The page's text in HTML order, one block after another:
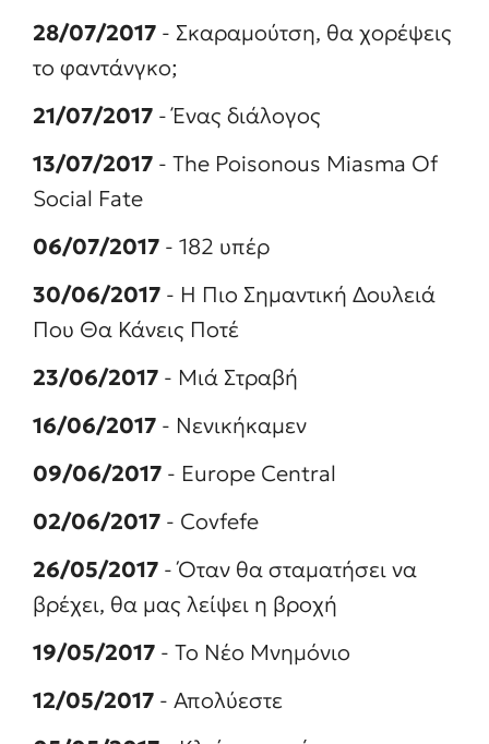
28/07/2017 - Σκαραμούτση, θα χορέψεις
το φαντάνγκο;
21/07/2017 - Ένας διάλογος
13/07/2017 - The Poisonous Miasma Of
Social Fate
06/07/2017 - 182 υπέρ
30/06/2017 - Η Πιο Σημαντική Δουλειά
Που Θα Κάνεις Ποτέ
23/06/2017 - Μιά Στραβή
16/06/2017 - Νενικήκαμεν
09/06/2017 - Europe Central
02/06/2017 - Covfefe
26/05/2017 - Όταν θα σταματήσει να
βρέχει, θα μας λείψει η βροχή
19/05/2017 - To Nέο Μνημόνιο
12/05/2017 - Απολύεστε